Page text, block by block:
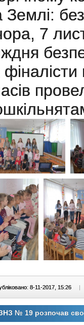
Землі:
7
8-11-2017, 15:26 |
№ 19 розпочав